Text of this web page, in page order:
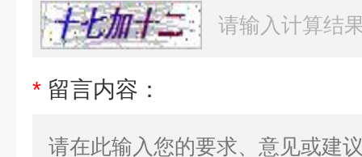
* 留言内容：